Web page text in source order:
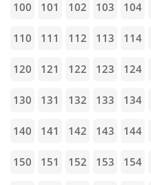
100 101 102 103 104
110 111 112 113 114
120 121 122 123 124
130 131 132 133 134
140 141 142 143 144
150 151 152 153 154